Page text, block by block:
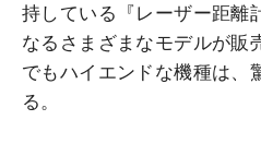
持している『レーザー距離
なるさまざまなモデルが販
でもハイエンドな機種は、
る。